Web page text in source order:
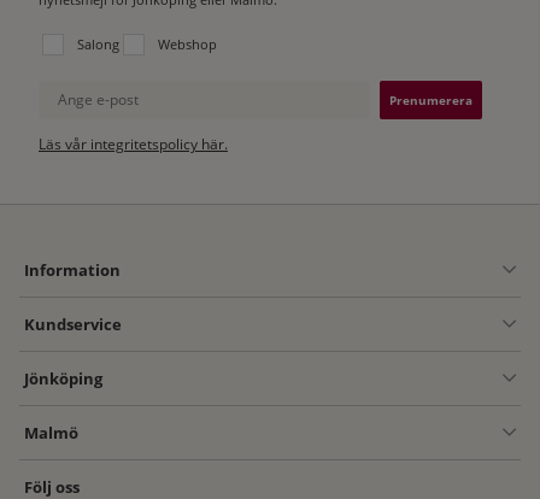
Välj vilken lista du vill prenumerera på:
Salong Webshop
Ange e-post
Läs vår integritetspolicy här.
Information
Kundservice
Jönköping
Malmö
Följ oss